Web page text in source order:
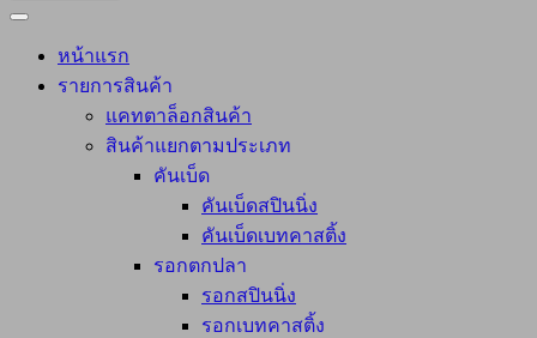
หน้าแรก
รายการสินค้า
แคทตาล็อกสินค้า
สินค้าแยกตามประเภท
คันเบ็ด
คันเบ็ดสปินนิ่ง
คันเบ็ดเบทคาสติ้ง
รอกตกปลา
รอกสปินนิ่ง
รอกเบทคาสติ้ง